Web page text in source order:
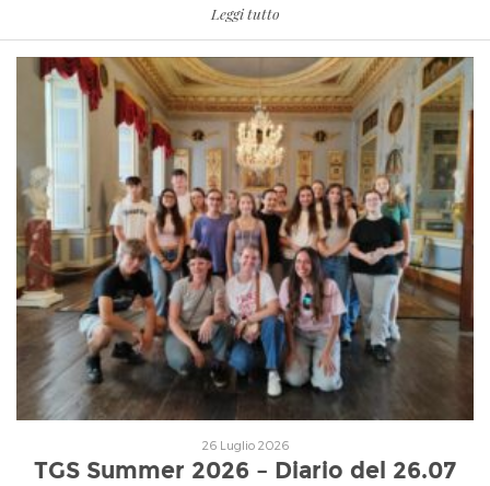
Leggi tutto
26 Luglio 2026
TGS Summer 2026 – Diario del 26.07